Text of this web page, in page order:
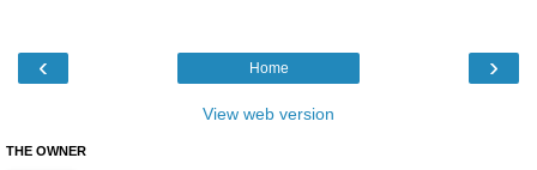
‹ ›
Home
View web version
THE OWNER